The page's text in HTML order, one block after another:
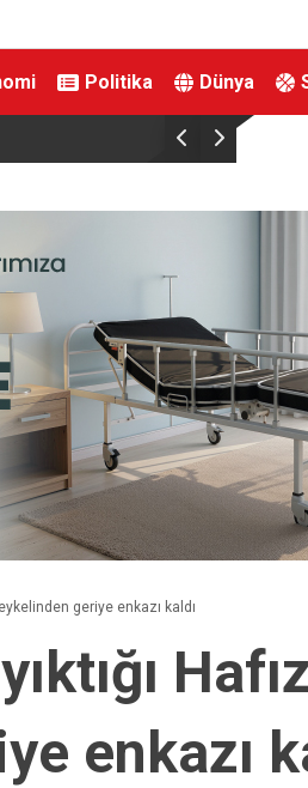
Politika Dünya
Akçadağ Belediyesi
geriye enkazı kaldı
enkazı